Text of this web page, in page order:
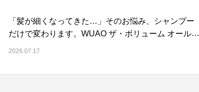
「髪が細くなってきた…」そのお悩み、シャンプー
だけで変わります。WUAO ザ・ボリューム オールイ
2026.07.17